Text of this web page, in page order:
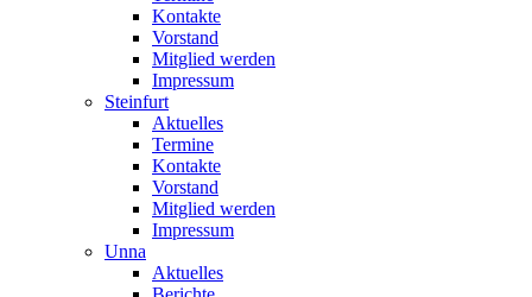
Kontakte
Vorstand
Mitglied werden
Impressum
Steinfurt
Aktuelles
Termine
Kontakte
Vorstand
Mitglied werden
Impressum
Unna
Aktuelles